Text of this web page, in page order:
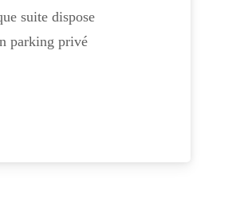
suite dispose
parking privé